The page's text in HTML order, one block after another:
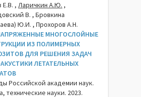
Е.В. ,Ларичкин А.Ю. ,
В. , Бровкина
Ю.И. , Прохоров А.Н.
МНОГОСЛОЙНЫЕ
ИЗ ПОЛИМЕРНЫХ
ДЛЯ РЕШЕНИЯ ЗАДАЧ
ЛЕТАТЕЛЬНЫХ
Российской академии наук.
технические науки. 2023.